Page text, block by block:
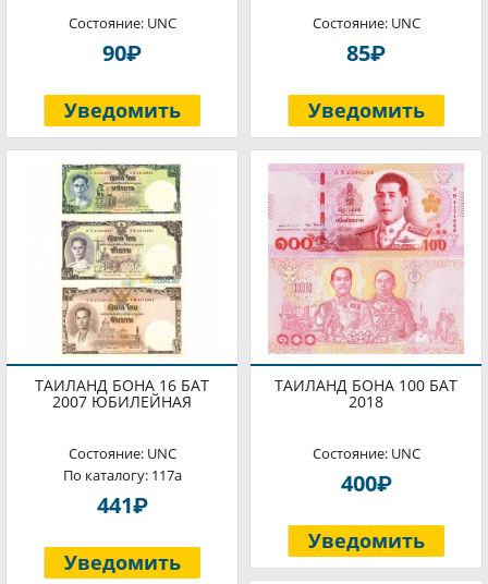
Состояние: UNC
90P
Уведомить
Состояние: UNC
85P
Уведомить
ТАИЛАНД БОНА 16 БАТ
2007 ЮБИЛЕЙНАЯ
Состояние: UNC
По каталогу: 117a
441P
Уведомить
ТАИЛАНД БОНА 100 БАТ
2018
Состояние: UNC
400P
Уведомить